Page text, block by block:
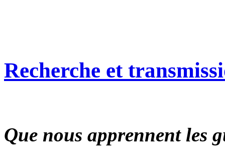
Recherche et
Que nous apprennent les